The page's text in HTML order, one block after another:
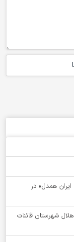
همدل» در
هلال شهرستان قائنات